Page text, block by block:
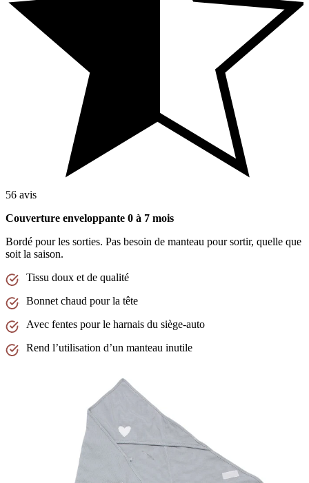
56 avis
Couverture enveloppante 0 à 7 mois
Bordé pour les sorties. Pas besoin de manteau pour sortir, quelle que
soit la saison.
Tissu doux et de qualité
Bonnet chaud pour la tête
Avec fentes pour le harnais du siège-auto
Rend l’utilisation d’un manteau inutile